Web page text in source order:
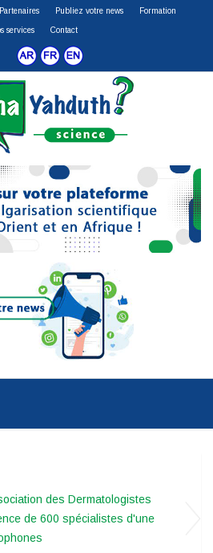
Partenaires Publiez votre news Formation
services Contact
des Dermatologistes
de 600 spécialistes d'une